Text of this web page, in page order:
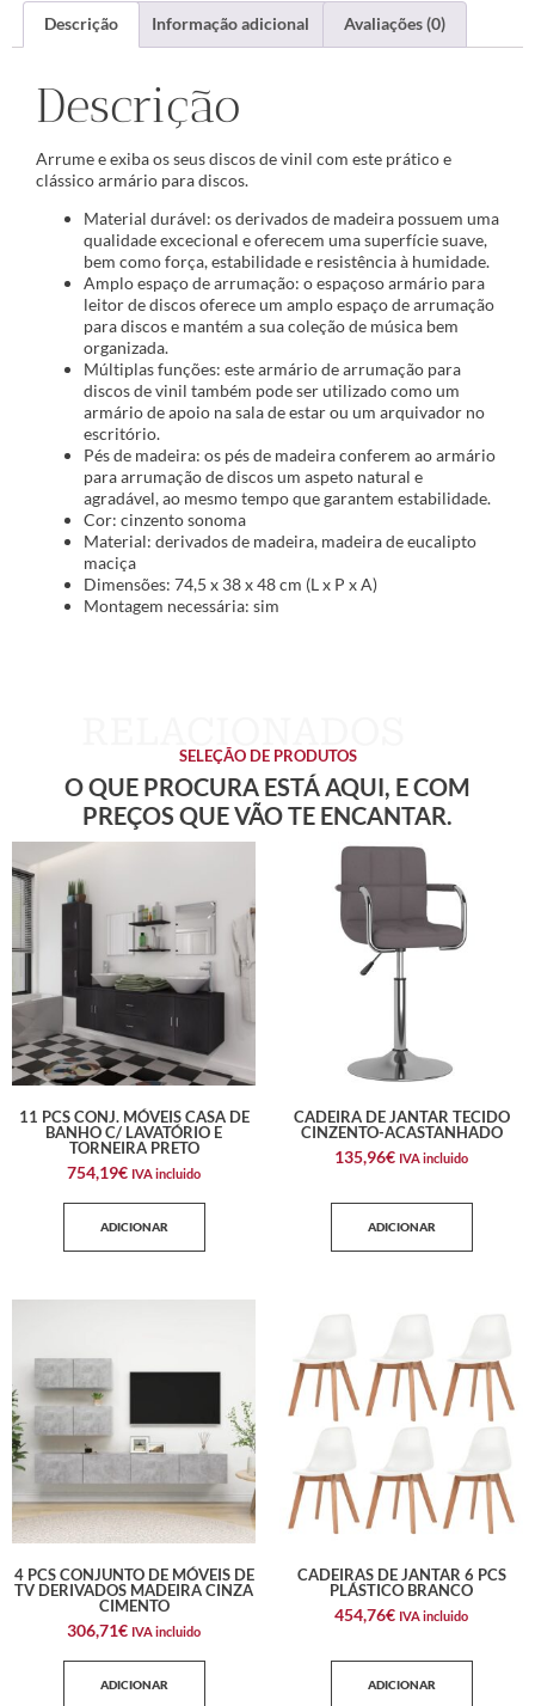
Descrição Informação adicional Avaliações (0)
Descrição
Arrume e exiba os seus discos de vinil com este prático e
clássico armário para discos.
Material durável: os derivados de madeira possuem uma
qualidade excecional e oferecem uma superfície suave,
bem como força, estabilidade e resistência à humidade.
Amplo espaço de arrumação: o espaçoso armário para
leitor de discos oferece um amplo espaço de arrumação
para discos e mantém a sua coleção de música bem
organizada.
Múltiplas funções: este armário de arrumação para
discos de vinil também pode ser utilizado como um
armário de apoio na sala de estar ou um arquivador no
escritório.
Pés de madeira: os pés de madeira conferem ao armário
para arrumação de discos um aspeto natural e
agradável, ao mesmo tempo que garantem estabilidade.
Cor: cinzento sonoma
Material: derivados de madeira, madeira de eucalipto
maciça
Dimensões: 74,5 x 38 x 48 cm (L x P x A)
Montagem necessária: sim
SELEÇÃO DE PRODUTOS
O QUE PROCURA ESTÁ AQUI, E COM
PREÇOS QUE VÃO TE ENCANTAR.
11 PCS CONJ. MÓVEIS CASA DE
BANHO C/ LAVATÓRIO E
TORNEIRA PRETO
754,19€ IVA incluido
ADICIONAR
CADEIRA DE JANTAR TECIDO
CINZENTO-ACASTANHADO
135,96€ IVA incluido
ADICIONAR
4 PCS CONJUNTO DE MÓVEIS DE
TV DERIVADOS MADEIRA CINZA
CIMENTO
306,71€ IVA incluido
ADICIONAR
CADEIRAS DE JANTAR 6 PCS
PLÁSTICO BRANCO
454,76€ IVA incluido
ADICIONAR